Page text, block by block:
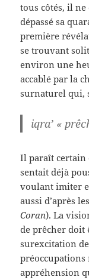
tous côtés, il
dépassé sa
première
se trouvant
environ une
accablé par la
surnaturel qui,
iqra’ «
Il paraît certain
sentait déjà
voulant imiter
aussi d’après
Coran). La
de prêcher doit
surexcitation
préoccupations
appréhension